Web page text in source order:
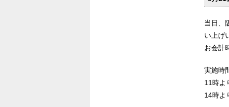
当日、
い上げ
お会計
実施時
11時
14時